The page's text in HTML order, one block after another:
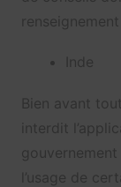
Inde
Bien avant
interdit
l’usage de